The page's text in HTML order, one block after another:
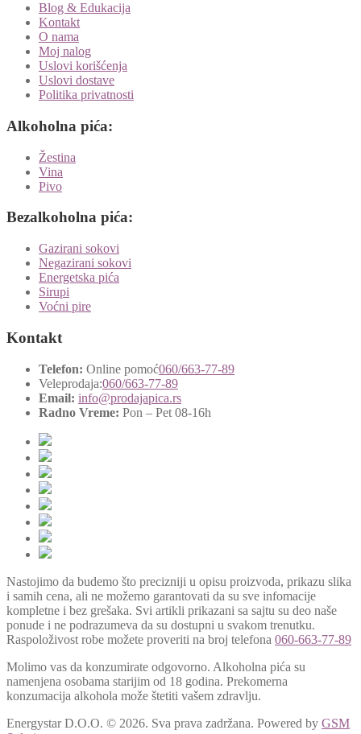
Blog & Edukacija
Kontakt
O nama
Moj nalog
Uslovi korišćenja
Uslovi dostave
Politika privatnosti
Alkoholna pića:
Žestina
Vina
Pivo
Bezalkoholna pića:
Gazirani sokovi
Negazirani sokovi
Energetska pića
Sirupi
Voćni pire
Kontakt
Telefon: Online pomoć060/663-77-89
Veleprodaja:060/663-77-89
Email: info@prodajapica.rs
Radno Vreme: Pon – Pet 08-16h
Nastojimo da budemo što precizniji u opisu proizvoda, prikazu slika
i samih cena, ali ne možemo garantovati da su sve infomacije
kompletne i bez grešaka. Svi artikli prikazani sa sajtu su deo naše
ponude i ne podrazumeva da su dostupni u svakom trenutku.
Raspoloživost robe možete proveriti na broj telefona 060-663-77-89
Molimo vas da konzumirate odgovorno. Alkoholna pića su
namenjena osobama starijim od 18 godina. Prekomerna
konzumacija alkohola može štetiti vašem zdravlju.
Energystar D.O.O. © 2026. Sva prava zadržana. Powered by GSM